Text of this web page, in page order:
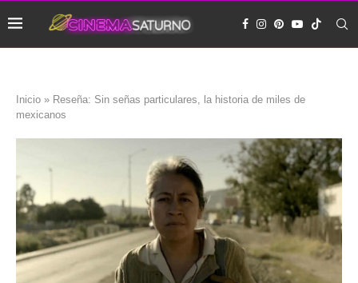
Inicio » Reseña: Sin señas particulares, la historia de miles de
mexicanos